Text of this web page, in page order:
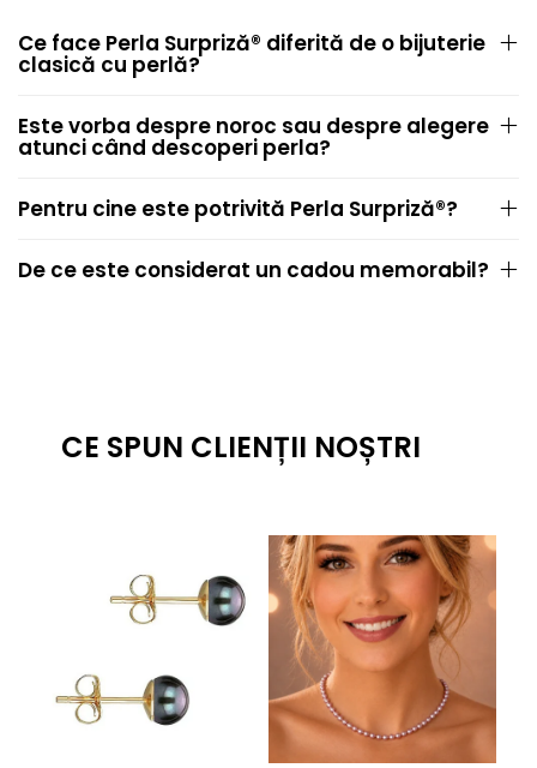
Ce face Perla Surpriză® diferită de o bijuterie
clasică cu perlă?
Este vorba despre noroc sau despre alegere
atunci când descoperi perla?
Pentru cine este potrivită Perla Surpriză®?
De ce este considerat un cadou memorabil?
CE SPUN CLIENȚII NOȘTRI